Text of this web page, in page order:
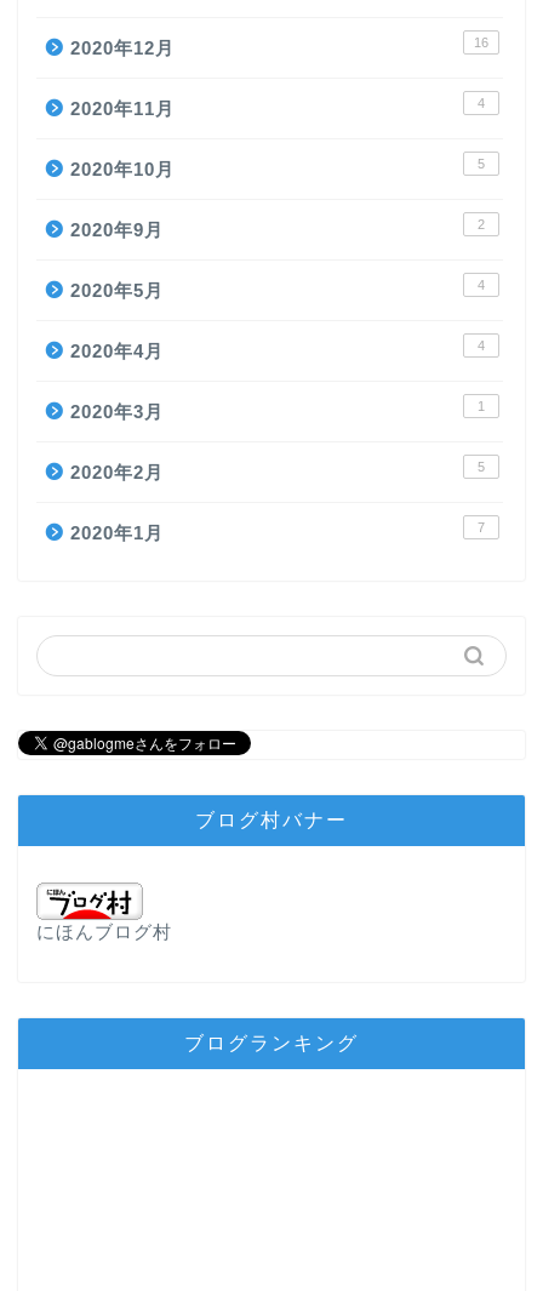
2020年12月 16
2020年11月 4
2020年10月 5
2020年9月 2
2020年5月 4
2020年4月 4
2020年3月 1
2020年2月 5
2020年1月 7
ブログ村バナー
にほんブログ村
ブログランキング